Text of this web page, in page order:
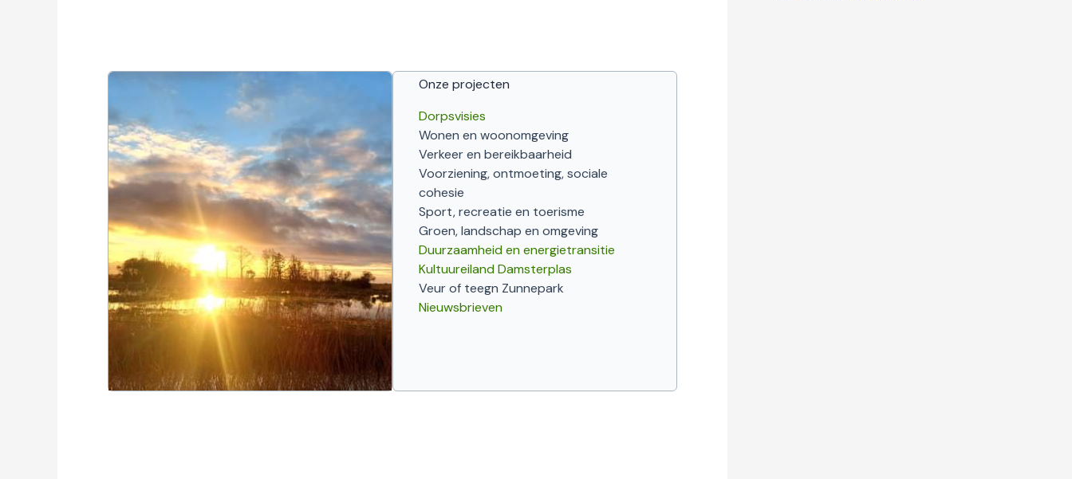
Onze projecten
Dorpsvisies
Wonen en woonomgeving
Verkeer en bereikbaarheid
Voorziening, ontmoeting, sociale
cohesie
Sport, recreatie en toerisme
Groen, landschap en omgeving
Duurzaamheid en energietransitie
Kultuureiland Damsterplas
Veur of teegn Zunnepark
Nieuwsbrieven